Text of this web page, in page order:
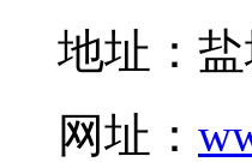
地址：
网址：